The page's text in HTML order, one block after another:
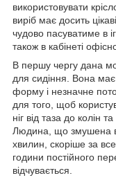
використовувати
виріб має досить
чудово пасуватиме в
також в кабінеті
В першу чергу дана
для сидіння. Вона
форму і незначне
для того, щоб
ніг від таза до колін
Людина, що змушена
хвилин, скоріше за
години постійного
відчувається.